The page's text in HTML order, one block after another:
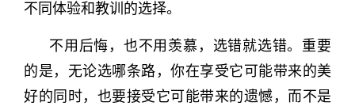
不同体验和教训的选择。
不用后悔，也不用羡慕，选错就选错。重要
的是，无论选哪条路，你在享受它可能带来的美
好的同时，也要接受它可能带来的遗憾，而不是